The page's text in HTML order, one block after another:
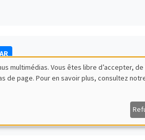
multimédias. Vous êtes libre d’accepter,
de page. Pour en savoir plus, consultez